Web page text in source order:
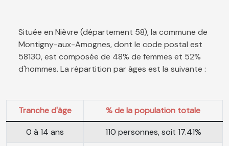
Située en Nièvre (département 58), la commune de
Montigny-aux-Amognes, dont le code postal est
58130, est composée de 48% de femmes et 52%
d'hommes. La répartition par âges est la suivante :
Tranche d'âge
% de la population totale
0 à 14 ans
110 personnes, soit 17.41%